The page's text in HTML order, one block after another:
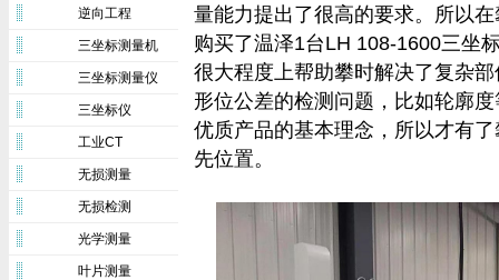
逆向工程
三坐标测量机
三坐标测量仪
三坐标仪
工业CT
无损测量
无损检测
光学测量
叶片测量
量能力提出了很高的要求。所以
购买了温泽1台LH 108-1600三坐
很大程度上帮助攀时解决了复杂
形位公差的检测问题，比如轮廓
优质产品的基本理念，所以才有
先位置。